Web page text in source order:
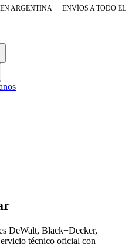
ARGENTINA — ENVÍOS A TODO EL
DeWalt, Black+Decker,
técnico oficial con